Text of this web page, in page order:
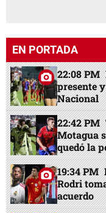
EN PORTADA
22:08 PM
presente
Nacional
22:42 PM
Motagua
quedó la
19:34 PM
Rodri
acuerdo